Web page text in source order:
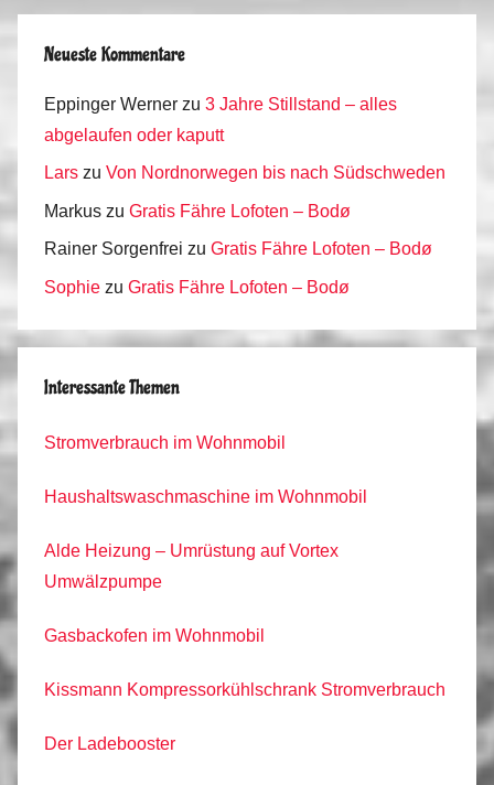
Neueste Kommentare
Eppinger Werner zu 3 Jahre Stillstand – alles
abgelaufen oder kaputt
Lars zu Von Nordnorwegen bis nach Südschweden
Markus zu Gratis Fähre Lofoten – Bodø
Rainer Sorgenfrei zu Gratis Fähre Lofoten – Bodø
Sophie zu Gratis Fähre Lofoten – Bodø
Interessante Themen
Stromverbrauch im Wohnmobil
Haushaltswaschmaschine im Wohnmobil
Alde Heizung – Umrüstung auf Vortex
Umwälzpumpe
Gasbackofen im Wohnmobil
Kissmann Kompressorkühlschrank Stromverbrauch
Der Ladebooster